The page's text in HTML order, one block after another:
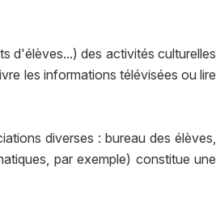
d'élèves...) des activités culturelles
les informations télévisées ou lire
diverses : bureau des élèves,
par exemple) constitue une